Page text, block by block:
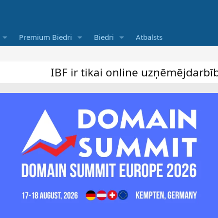
Premium Biedri Biedri Atbalsts
IBF ir tikai online uzņēmējdarbība